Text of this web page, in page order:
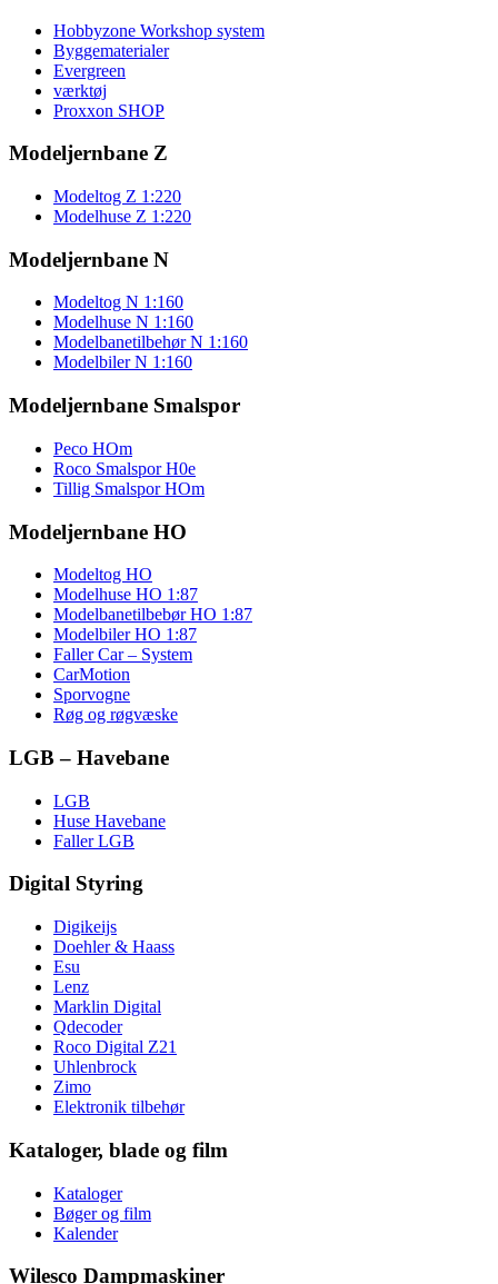
Hobbyzone Workshop system
Byggematerialer
Evergreen
værktøj
Proxxon SHOP
Modeljernbane Z
Modeltog Z 1:220
Modelhuse Z 1:220
Modeljernbane N
Modeltog N 1:160
Modelhuse N 1:160
Modelbanetilbehør N 1:160
Modelbiler N 1:160
Modeljernbane Smalspor
Peco HOm
Roco Smalspor H0e
Tillig Smalspor HOm
Modeljernbane HO
Modeltog HO
Modelhuse HO 1:87
Modelbanetilbebør HO 1:87
Modelbiler HO 1:87
Faller Car – System
CarMotion
Sporvogne
Røg og røgvæske
LGB – Havebane
LGB
Huse Havebane
Faller LGB
Digital Styring
Digikeijs
Doehler & Haass
Esu
Lenz
Marklin Digital
Qdecoder
Roco Digital Z21
Uhlenbrock
Zimo
Elektronik tilbehør
Kataloger, blade og film
Kataloger
Bøger og film
Kalender
Wilesco Dampmaskiner